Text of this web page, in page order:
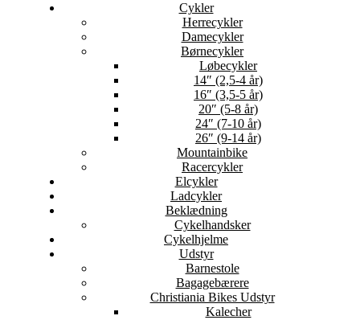
Cykler
Herrecykler
Damecykler
Børnecykler
Løbecykler
14″ (2,5-4 år)
16″ (3,5-5 år)
20″ (5-8 år)
24″ (7-10 år)
26″ (9-14 år)
Mountainbike
Racercykler
Elcykler
Ladcykler
Beklædning
Cykelhandsker
Cykelhjelme
Udstyr
Barnestole
Bagagebærere
Christiania Bikes Udstyr
Kalecher